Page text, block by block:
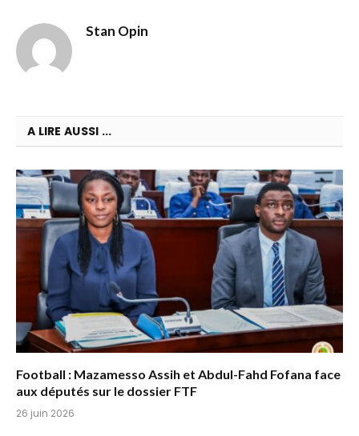
Stan Opin
A LIRE AUSSI ...
Football : Mazamesso Assih et Abdul-Fahd Fofana face
aux députés sur le dossier FTF
26 juin 2026